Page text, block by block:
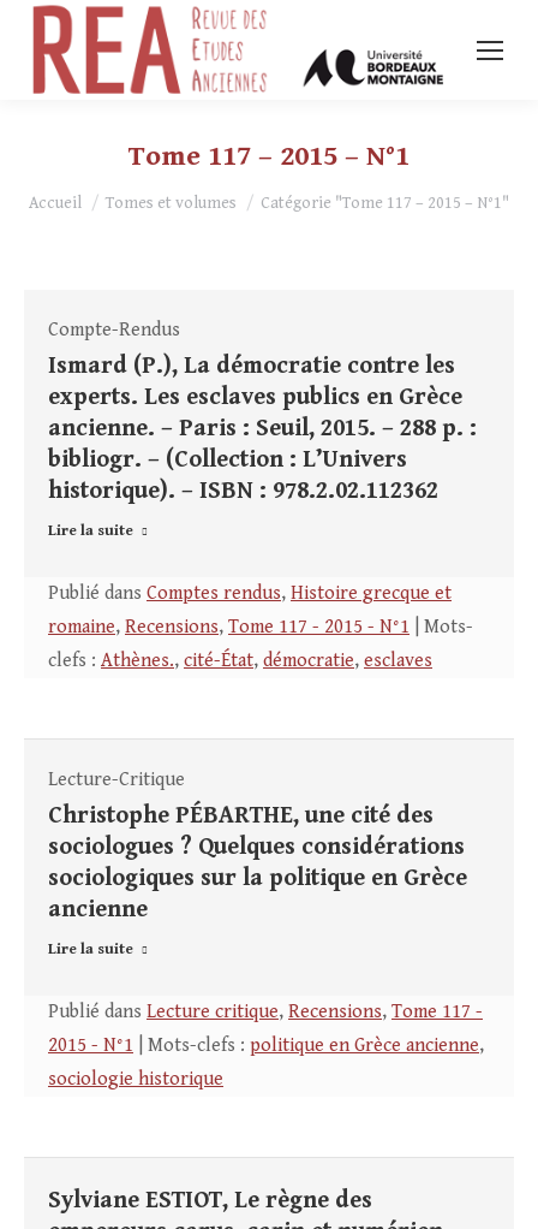
Tome 117 – 2015 – N°1
Vous êtes ici :
Accueil Tomes et volumes Catégorie "Tome 117 – 2015 – N°1"
Compte-Rendus
Ismard (P.), La démocratie contre les
experts. Les esclaves publics en Grèce
ancienne. – Paris : Seuil, 2015. – 288 p. :
bibliogr. – (Collection : L’Univers
historique). – ISBN : 978.2.02.112362
Lire la suite
Publié dans Comptes rendus, Histoire grecque et
romaine, Recensions, Tome 117 - 2015 - N°1 | Mots-
clefs : Athènes., cité-État, démocratie, esclaves
Lecture-Critique
Christophe PÉBARTHE, une cité des
sociologues ? Quelques considérations
sociologiques sur la politique en Grèce
ancienne
Lire la suite
Publié dans Lecture critique, Recensions, Tome 117 -
2015 - N°1 | Mots-clefs : politique en Grèce ancienne,
sociologie historique
Sylviane ESTIOT, Le règne des